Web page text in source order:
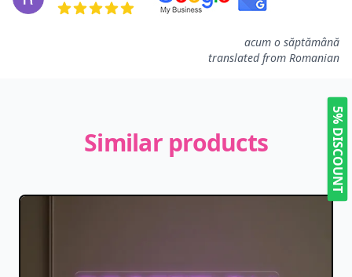
acum o săptămână
translated from Romanian
Similar products 5% DISCOUNT